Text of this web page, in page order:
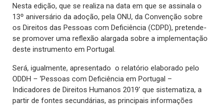
Nesta edição, que se realiza na data em que se assinala o
13º aniversário da adoção, pela ONU, da Convenção sobre
os Direitos das Pessoas com Deficiência (CDPD), pretende-
se promover uma reflexão alargada sobre a implementação
deste instrumento em Portugal.
Será, igualmente, apresentado o relatório elaborado pelo
ODDH – ‘Pessoas com Deficiência em Portugal –
Indicadores de Direitos Humanos 2019’ que sistematiza, a
partir de fontes secundárias, as principais informações